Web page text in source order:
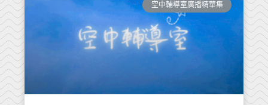
空中輔導室廣播精華集